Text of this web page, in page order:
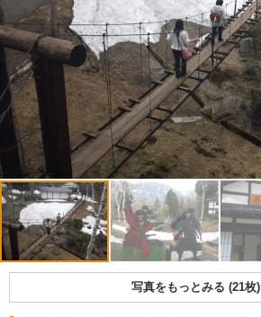
写真をもっとみる (21枚)